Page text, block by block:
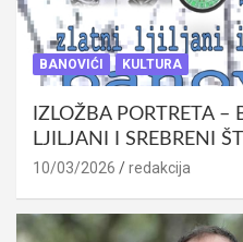
BANOVIĆI KULTURA
IZLOŽBA PORTRETA –
LJILJANI I SREBRENI
10/03/2026 redakcija